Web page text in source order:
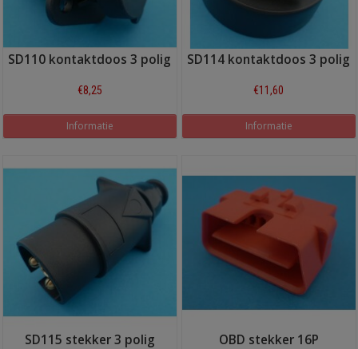
SD110 kontaktdoos 3 polig
€8,25
Informatie
SD114 kontaktdoos 3 polig
€11,60
Informatie
SD115 stekker 3 polig OBD stekker 16P